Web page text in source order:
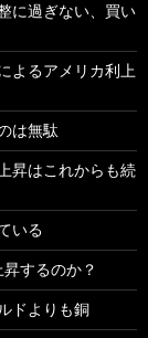
に過ぎない、買い
よるアメリカ利上
は無駄
昇はこれからも続
いる
するのか？
ドよりも銅